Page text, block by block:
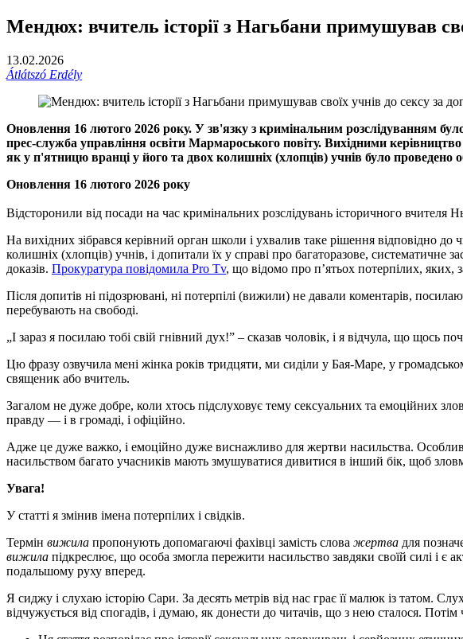
Мендюх: вчитель історії з Нагьбани примушував
13.02.2026
Átlátszó Erdély
Оновлення 16 лютого 2026 року. У зв'язку з кримінальним розслідуванням
прес-служба управління освіти Мармароського повіту. Вихідними
як у п'ятницю вранці у його та двох колишніх (хлопців) учнів було проведено
Оновлення 16 лютого 2026 року
Відсторонили від посади на час кримінальних розслідувань історичного
На вихідних зібрався керівний орган школи і ухвалив таке рішення відповідно
колишніх (хлопців) учнів, і допитали їх у справі про багаторазове, систематичне
доказів. Прокуратура повідомила Pro Tv, що відомо про п’ятьох потерпілих, яких,
Після допитів ні підозрювані, ні потерпілі (вижили) не давали коментарів,
перебувають на свободі.
„І зараз я посилаю тобі свій гнівний дух!” – сказав чоловік, і я відчула, що щось
Цю фразу озвучила мені жінка років тридцяти, ми сиділи у Бая-Маре, у
священик або вчитель.
Загалом не дуже добре, коли хтось підслуховує тему сексуальних та емоційних
правду — і в громаді, і офіційно.
Адже це дуже важко, і емоційно дуже виснажливо для жертви насильства.
насильством багато учасників мають змушуватися дивитися в інший бік, щоб
Увага!
У статті я змінив імена потерпілих і свідків.
Термін вижила пропонують допомагаючі фахівці замість слова жертва для
вижила підкреслює, що особа змогла пережити насильство завдяки своїй силі і
подальшому руху вперед.
Я сиджу і слухаю історію Сари. За десять метрів від нас грає її малюк із татом.
відчужується від спогадів, і думаю, як донести до читачів, що з нею сталося.